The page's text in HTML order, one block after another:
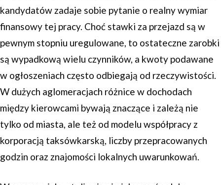
kandydatów zadaje sobie pytanie o realny wymiar
finansowy tej pracy. Choć stawki za przejazd są w
pewnym stopniu uregulowane, to ostateczne zarobki
są wypadkową wielu czynników, a kwoty podawane
w ogłoszeniach często odbiegają od rzeczywistości.
W dużych aglomeracjach różnice w dochodach
między kierowcami bywają znaczące i zależą nie
tylko od miasta, ale też od modelu współpracy z
korporacją taksówkarską, liczby przepracowanych
godzin oraz znajomości lokalnych uwarunkowań.